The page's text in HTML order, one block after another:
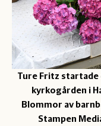
Ture Fritz
kyrkogården i
Blommor av
Stampen